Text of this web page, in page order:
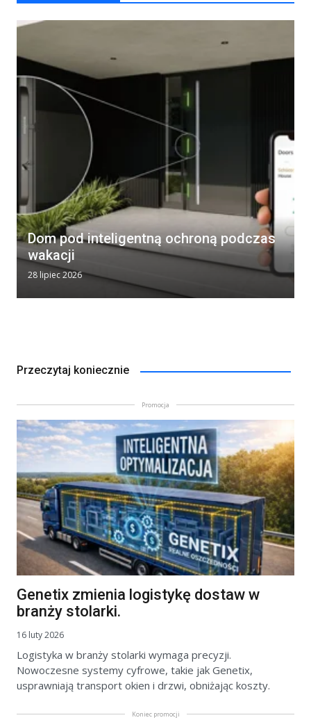
Dom pod inteligentną ochroną podczas
wakacji
28 lipiec 2026
Przeczytaj koniecznie
Promocja
Genetix zmienia logistykę dostaw w
branży stolarki.
16 luty 2026
Logistyka w branży stolarki wymaga precyzji.
Nowoczesne systemy cyfrowe, takie jak Genetix,
usprawniają transport okien i drzwi, obniżając koszty.
Koniec promocji